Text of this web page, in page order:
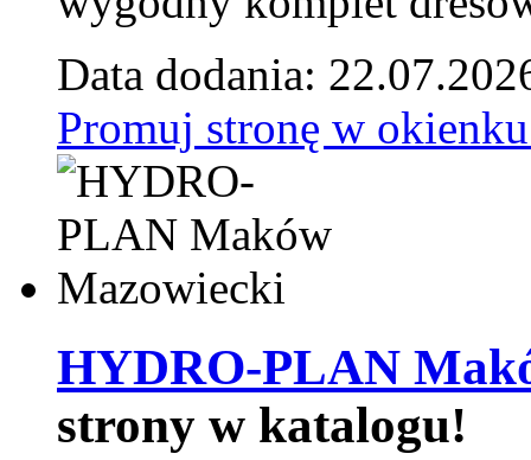
Data dodania:
Promuj stronę w
HYDRO-PLAN
strony w katalogu!